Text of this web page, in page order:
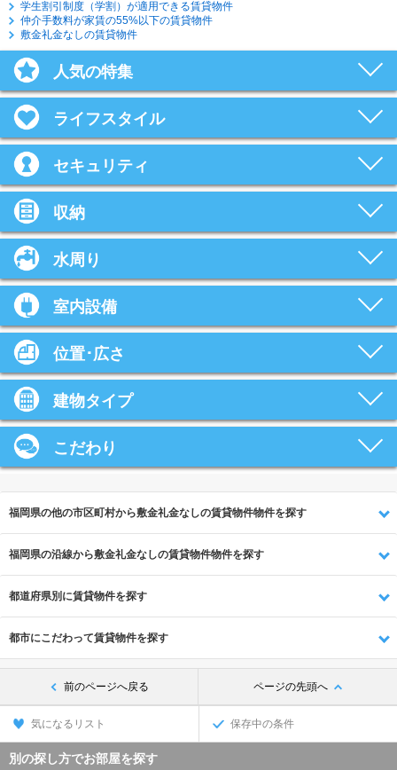
学生割引制度（学割）が適用できる賃貸物件
仲介手数料が家賃の55%以下の賃貸物件
敷金礼金なしの賃貸物件
人気の特集
ライフスタイル
セキュリティ
収納
水周り
室内設備
位置･広さ
建物タイプ
こだわり
福岡県の他の市区町村から敷金礼金なしの賃貸物件物件を探す
福岡県の沿線から敷金礼金なしの賃貸物件物件を探す
都道府県別に賃貸物件を探す
都市にこだわって賃貸物件を探す
前のページへ戻る ページの先頭へ
気になるリスト 保存中の条件
別の探し方でお部屋を探す